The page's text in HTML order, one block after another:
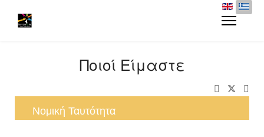
Ποιοί Είμαστε
Νομική Ταυτότητα